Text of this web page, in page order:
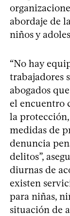
abordaje de
niños y
“No hay
trabajadores
abogados
el encuentro
la
medidas de
denuncia
delitos”,
diurnas de
existen
para niñas,
situación de